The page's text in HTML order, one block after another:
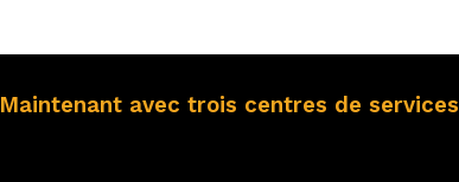
Maintenant avec trois centres de services